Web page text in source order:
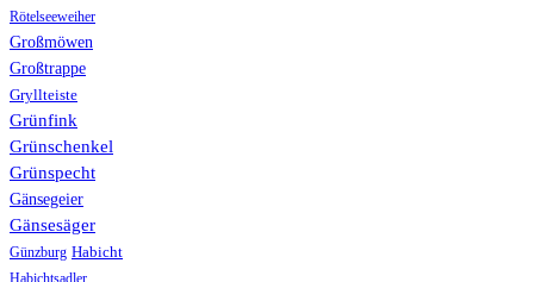
Rötelseeweiher
Großmöwen
Großtrappe
Gryllteiste
Grünfink
Grünschenkel
Grünspecht
Gänsegeier
Gänsesäger
Günzburg Habicht
Habichtsadler